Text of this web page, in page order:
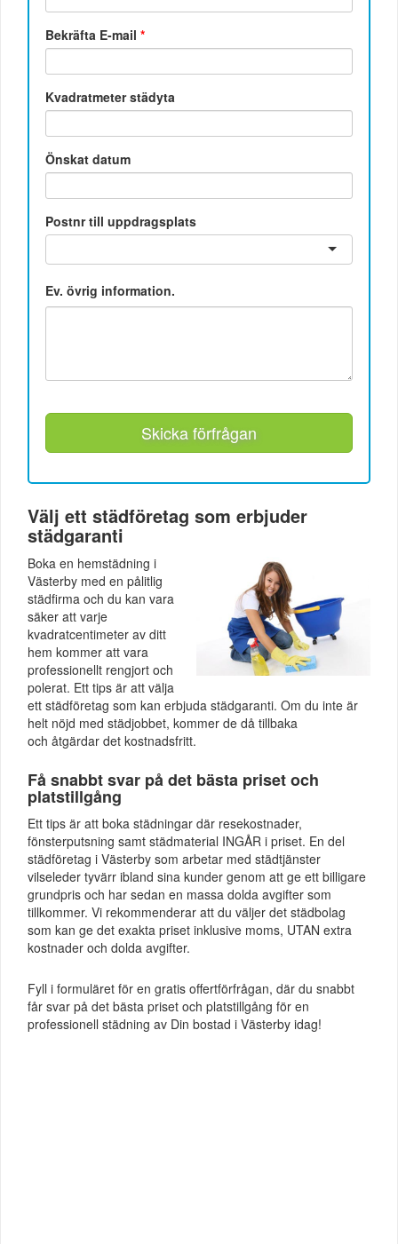
Bekräfta E-mail*
Kvadratmeter städyta
Önskat datum
Postnr till uppdragsplats
Ev. övrig information.
Skicka förfrågan
Välj ett städföretag som erbjuder
städgaranti
Boka en hemstädning i
Västerby med en pålitlig
städfirma och du kan vara
säker att varje
kvadratcentimeter av ditt
hem kommer att vara
professionellt rengjort och
polerat. Ett tips är att välja
ett städföretag som kan erbjuda städgaranti. Om du inte är
helt nöjd med städjobbet, kommer de då tillbaka
och åtgärdar det kostnadsfritt.
Få snabbt svar på det bästa priset och
platstillgång
Ett tips är att boka städningar där resekostnader,
fönsterputsning samt städmaterial INGÅR i priset. En del
städföretag i Västerby som arbetar med städtjänster
vilseleder tyvärr ibland sina kunder genom att ge ett billigare
grundpris och har sedan en massa dolda avgifter som
tillkommer. Vi rekommenderar att du väljer det städbolag
som kan ge det exakta priset inklusive moms, UTAN extra
kostnader och dolda avgifter.
Fyll i formuläret för en gratis offertförfrågan, där du snabbt
får svar på det bästa priset och platstillgång för en
professionell städning av Din bostad i Västerby idag!